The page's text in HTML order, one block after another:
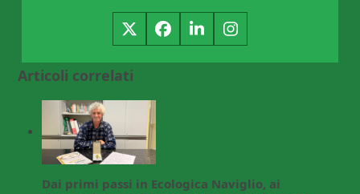
TwitterFacebook
LinkedInInstagram
Articoli correlati
Dai primi passi in Ecologica Naviglio, ai